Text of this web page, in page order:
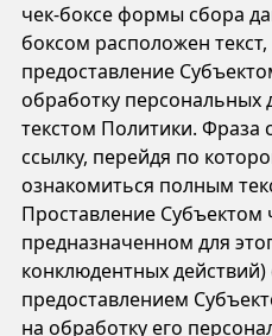
чек-боксе формы сбора
боксом расположен
предоставление
обработку персональных
текстом Политики. Фраза
ссылку, перейдя по
ознакомиться полным
Проставление Субъектом
предназначенном для
конклюдентных действий)
предоставлением
на обработку его